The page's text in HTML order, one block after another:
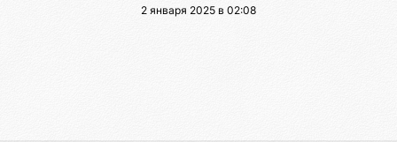
2 января 2025 в 02:08